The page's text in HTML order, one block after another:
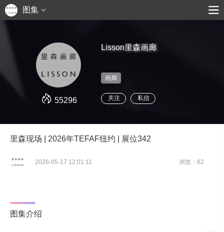
图集
55296
Lisson里森画廊
画廊
关注 私信
里森现场 | 2026年TEFAF纽约 | 展位342
2026-05-17 12:01:11 浏览：62
图集介绍